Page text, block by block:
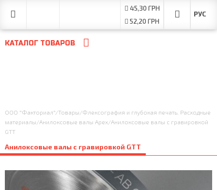
45,30 ГРН
52,20 ГРН
КАТАЛОГ ТОВАРОВ
ООО "Факториал"/Товары /Флексография и глубокая печать. Расходные
материалы /Анилоксовые валы Apex/Анилоксовые валы с гравировкой
GTT
Анилоксовые валы с гравировкой GTT